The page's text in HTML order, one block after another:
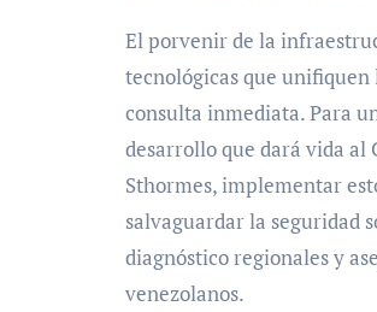
El porvenir de la
tecnológicas que unifiquen
consulta inmediata. Para
desarrollo que dará vida al
Sthormes, implementar
salvaguardar la seguridad
diagnóstico regionales y
venezolanos.